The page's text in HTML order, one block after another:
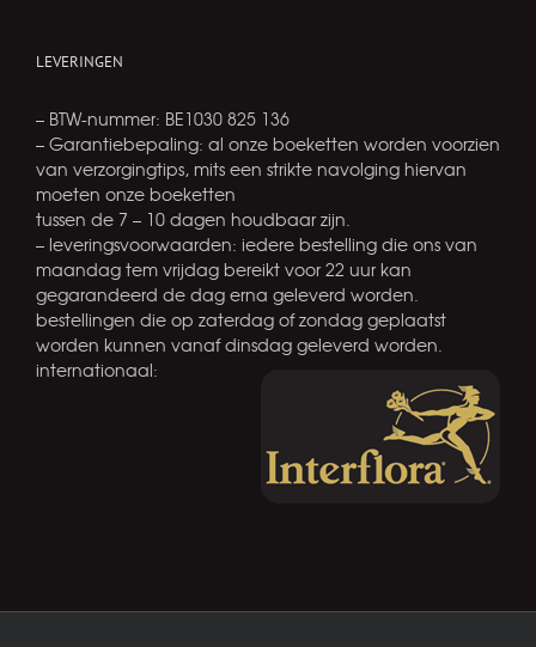
LEVERINGEN
– BTW-nummer: BE1030 825 136
– Garantiebepaling: al onze boeketten worden voorzien
van verzorgingtips, mits een strikte navolging hiervan
moeten onze boeketten
tussen de 7 – 10 dagen houdbaar zijn.
– leveringsvoorwaarden: iedere bestelling die ons van
maandag tem vrijdag bereikt voor 22 uur kan
gegarandeerd de dag erna geleverd worden.
bestellingen die op zaterdag of zondag geplaatst
worden kunnen vanaf dinsdag geleverd worden.
internationaal: